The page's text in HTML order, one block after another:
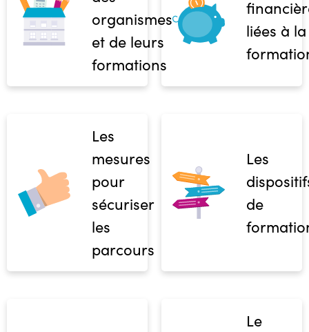
organismes
et de leurs
formations
liées à la
Les
mesures
pour
sécuriser
les
parcours
Les
de
Le